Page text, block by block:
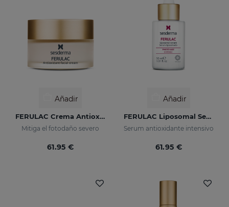
Añadir
FERULAC Crema Antioxidante
Mitiga el fotodaño severo
61.95 €
Añadir
FERULAC Liposomal Serum
Serum antioxidante intensivo
61.95 €